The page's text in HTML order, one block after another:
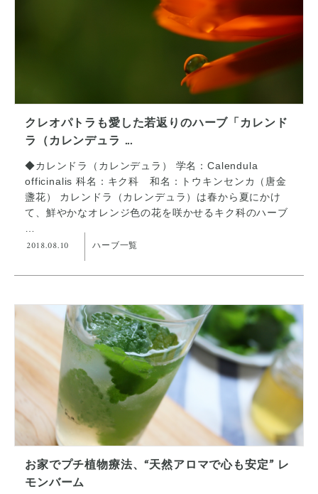
クレオパトラも愛した若返りのハーブ「カレンド
ラ（カレンデュラ ...
◆カレンドラ（カレンデュラ） 学名：Calendula
officinalis 科名：キク科 和名：トウキンセンカ（唐金
盞花） カレンドラ（カレンデュラ）は春から夏にかけ
て、鮮やかなオレンジ色の花を咲かせるキク科のハーブ
2018.08.10 ハーブ一覧
お家でプチ植物療法、“天然アロマで心も安定” レ
モンバーム